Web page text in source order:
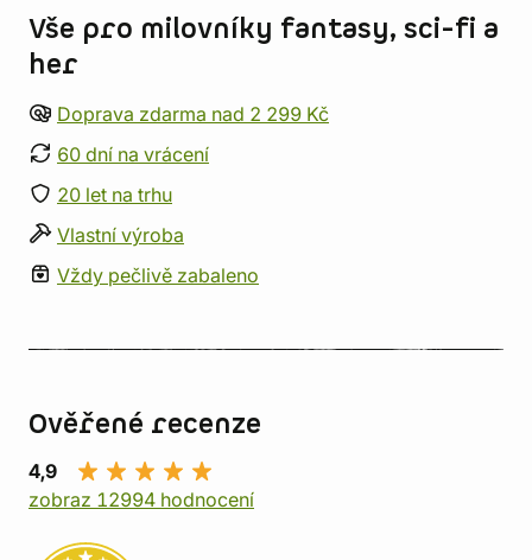
Vše pro milovníky fantasy, sci-fi a
her
Doprava zdarma nad 2 299 Kč
60 dní na vrácení
20 let na trhu
Vlastní výroba
Vždy pečlivě zabaleno
Ověřené recenze
4,9
zobraz 12994 hodnocení